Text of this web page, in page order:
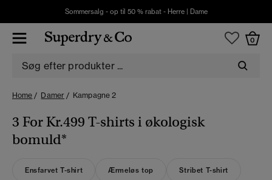
Sommersalg - op til 50 % rabat - Herre| Dame
0
Home Damer Kampagne 2
3 For Kr.499 T-shirts i økologisk
bomuld*
Ensfarvet T-shirt Ærmeløs top Stribet T-shirt